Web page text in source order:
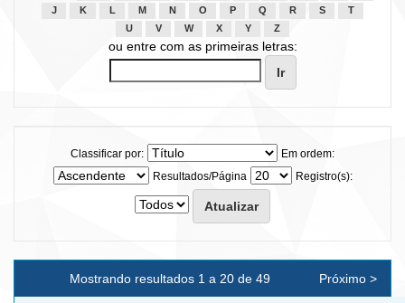
J
K L M N O P Q R S
T
U
V W X Y Z
ou entre com as primeiras letras:
Classificar por:
Em ordem:
Resultados/Página
Registro(s):
Mostrando resultados 1 a 20 de 49 Próximo >